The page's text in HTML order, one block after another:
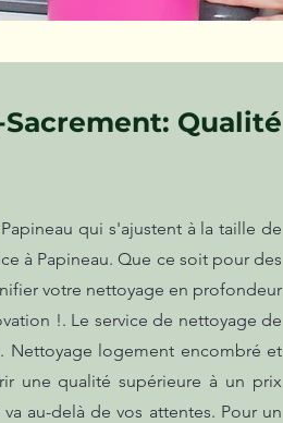
Qualité
qui s'ajustent à la taille de
à Papineau. Que ce soit pour des
votre nettoyage en profondeur
!. Le service de nettoyage de
Nettoyage logement encombré et
une qualité supérieure à un prix
au-delà de vos attentes. Pour un